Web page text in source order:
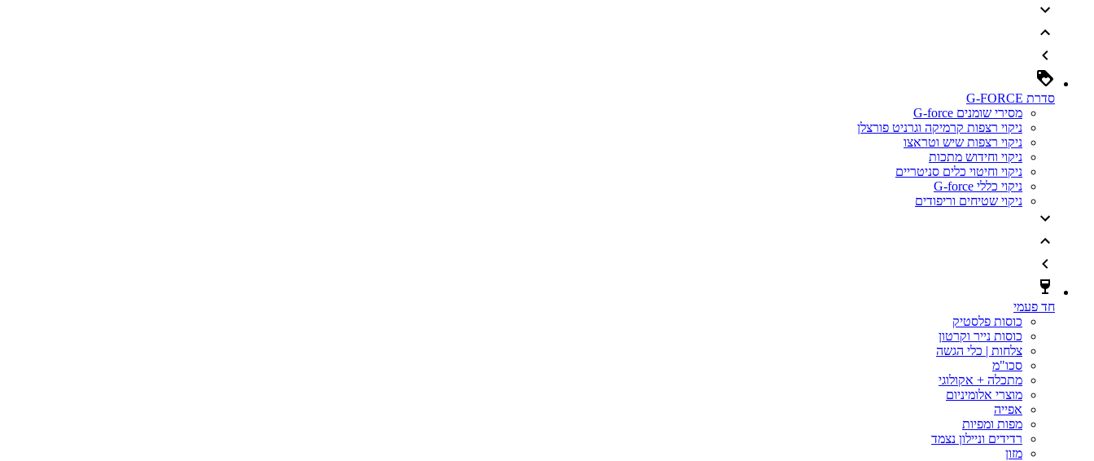
סדרת G-FORCE
מסירי שומנים G-force
ניקוי רצפות קרמיקה וגרניט פורצלן
ניקוי רצפות שיש וטראצו
ניקוי וחידוש מתכות
ניקוי וחיטוי כלים סניטריים
ניקוי כללי G-force
ניקוי שטיחים וריפודים
חד פעמי
כוסות פלסטיק
כוסות נייר וקרטון
צלחות | כלי הגשה
סכו"מ
מתכלה + אקולוגי
מוצרי אלומיניום
אפייה
מפות ומפיות
רדידים וניילון נצמד
מזון